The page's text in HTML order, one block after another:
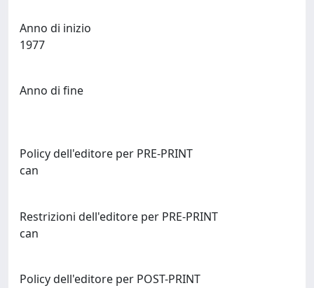
Anno di inizio
Anno di fine
Policy dell'editore per PRE-PRINT
Restrizioni dell'editore per PRE-PRINT
Policy dell'editore per POST-PRINT